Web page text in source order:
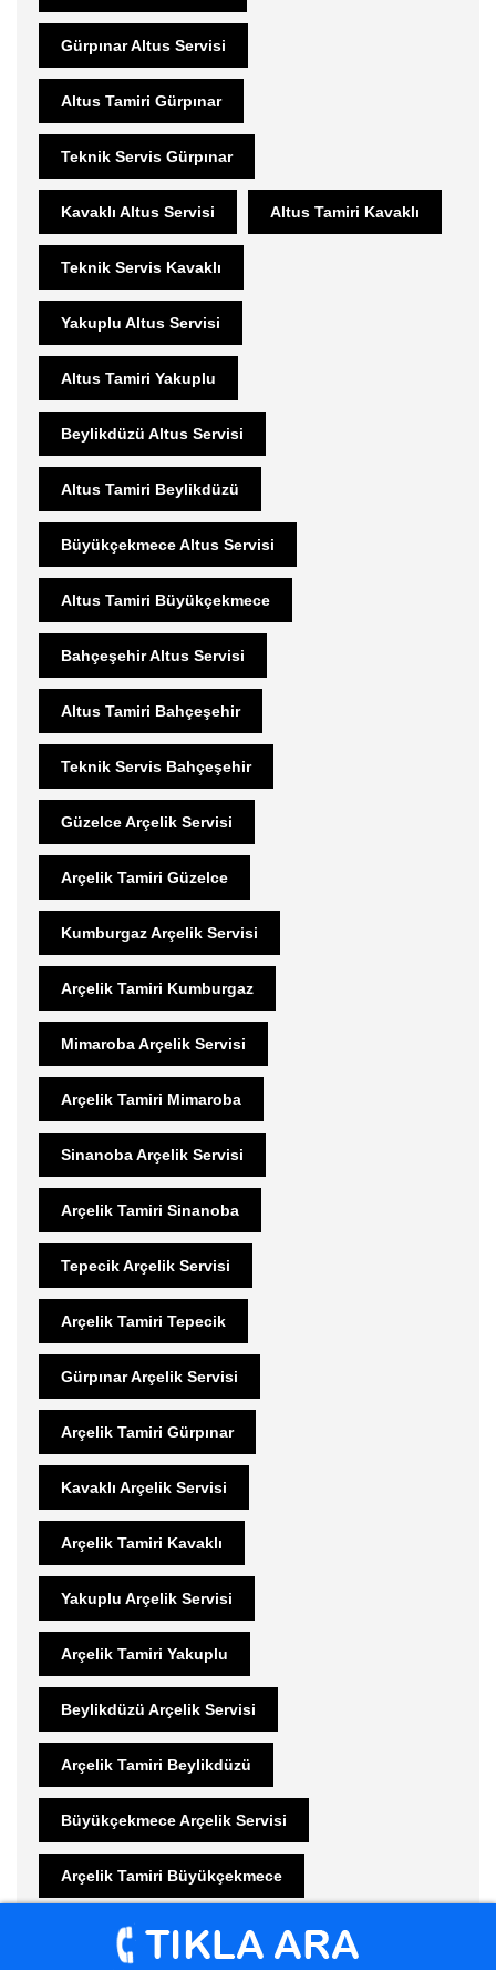
Gürpınar Altus Servisi
Altus Tamiri Gürpınar
Teknik Servis Gürpınar
Kavaklı Altus Servisi Altus Tamiri Kavaklı
Teknik Servis Kavaklı
Yakuplu Altus Servisi
Altus Tamiri Yakuplu
Beylikdüzü Altus Servisi
Altus Tamiri Beylikdüzü
Büyükçekmece Altus Servisi
Altus Tamiri Büyükçekmece
Bahçeşehir Altus Servisi
Altus Tamiri Bahçeşehir
Teknik Servis Bahçeşehir
Güzelce Arçelik Servisi
Arçelik Tamiri Güzelce
Kumburgaz Arçelik Servisi
Arçelik Tamiri Kumburgaz
Mimaroba Arçelik Servisi
Arçelik Tamiri Mimaroba
Sinanoba Arçelik Servisi
Arçelik Tamiri Sinanoba
Tepecik Arçelik Servisi
Arçelik Tamiri Tepecik
Gürpınar Arçelik Servisi
Arçelik Tamiri Gürpınar
Kavaklı Arçelik Servisi
Arçelik Tamiri Kavaklı
Yakuplu Arçelik Servisi
Arçelik Tamiri Yakuplu
Beylikdüzü Arçelik Servisi
Arçelik Tamiri Beylikdüzü
Büyükçekmece Arçelik Servisi
Arçelik Tamiri Büyükçekmece
Bahçeşehir Arçelik Servisi